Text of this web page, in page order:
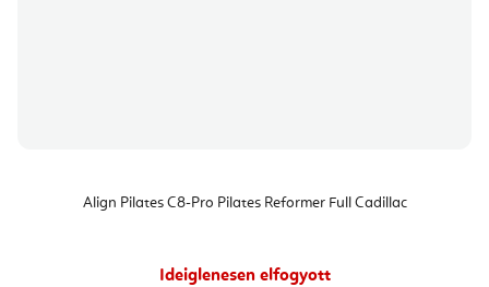
Align Pilates C8-Pro Pilates Reformer Full Cadillac
Ideiglenesen elfogyott